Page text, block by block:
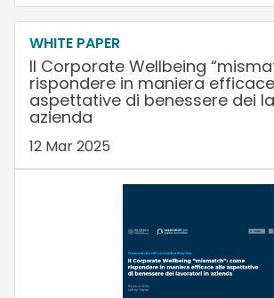
WHITE PAPER
Il Corporate Wellbeing
rispondere in maniera
aspettative di benessere dei
azienda
12 Mar 2025